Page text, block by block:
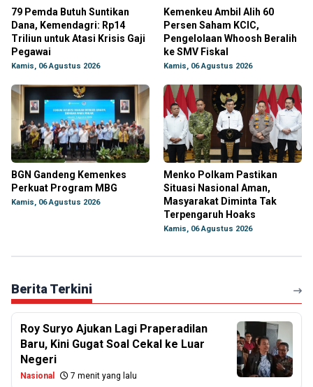
79 Pemda Butuh Suntikan
Dana, Kemendagri: Rp14
Triliun untuk Atasi Krisis Gaji
Pegawai
Kamis, 06 Agustus 2026
Kemenkeu Ambil Alih 60
Persen Saham KCIC,
Pengelolaan Whoosh Beralih
ke SMV Fiskal
Kamis, 06 Agustus 2026
BGN Gandeng Kemenkes
Perkuat Program MBG
Kamis, 06 Agustus 2026
Menko Polkam Pastikan
Situasi Nasional Aman,
Masyarakat Diminta Tak
Terpengaruh Hoaks
Kamis, 06 Agustus 2026
Berita Terkini
Roy Suryo Ajukan Lagi Praperadilan
Baru, Kini Gugat Soal Cekal ke Luar
Negeri
Nasional 7 menit yang lalu